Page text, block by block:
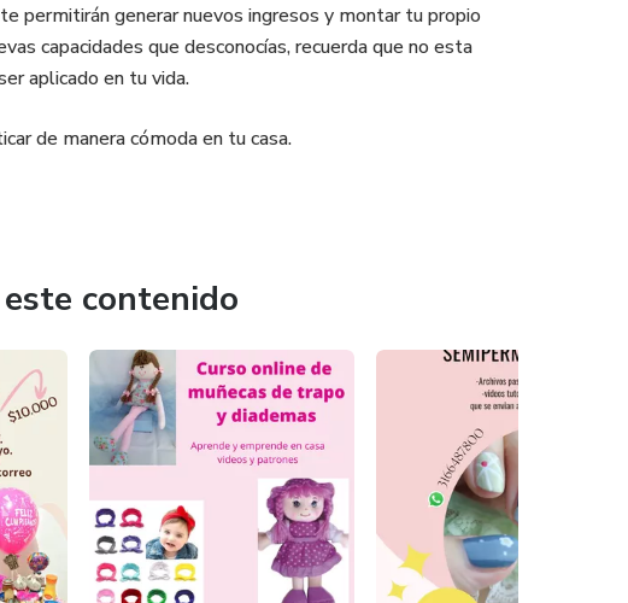
permitirán generar nuevos ingresos y montar tu propio
capacidades que desconocías, recuerda que no esta
aplicado en tu vida.
de manera cómoda en tu casa.
contenido